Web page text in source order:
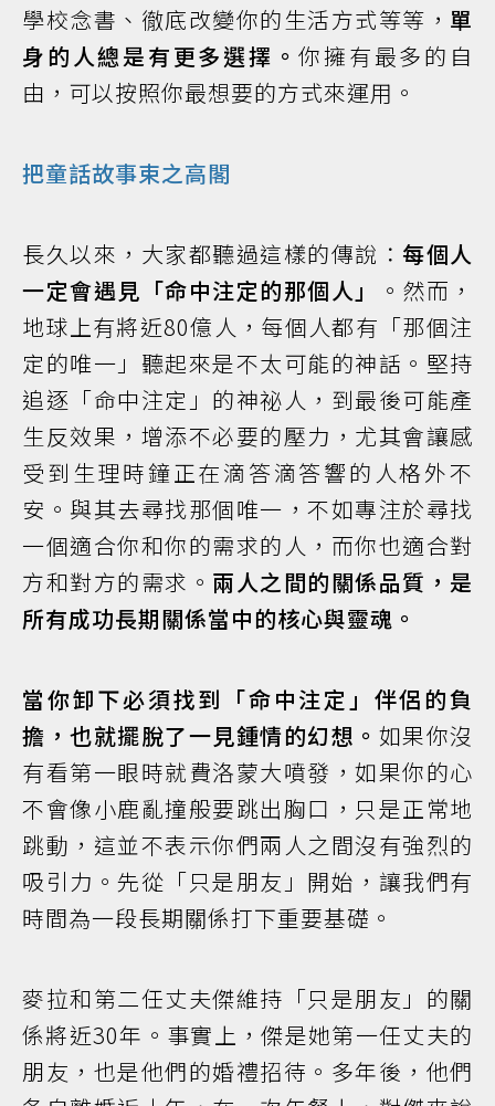
學校念書、徹底改變你的生活方式等等， 單
身的人總是有更多選擇。你擁有最多的自
由，可以按照你最想要的方式來運用。
把童話故事束之高閣
長久以來，大家都聽過這樣的傳說： 每個人
一定會遇見「命中注定的那個人」
。然而，
地球上有將近80億人，每個人都有「那個注
定的唯一」聽起來是不太可能的神話。堅持
追逐「命中注定」的神祕人，到最後可能產
生反效果，增添不必要的壓力，尤其會讓感
受到生理時鐘正在滴答滴答響的人格外不
安。與其去尋找那個唯一，不如專注於尋找
一個適合你和你的需求的人，而你也適合對
方和對方的需求。 兩人之間的關係品質，是
所有成功長期關係當中的核心與靈魂。
當你卸下必須找到「命中注定」伴侶的負
擔，也就擺脫了一見鍾情的幻想。 如果你沒
有看第一眼時就費洛蒙大噴發，如果你的心
不會像小鹿亂撞般要跳出胸口，只是正常地
跳動，這並不表示你們兩人之間沒有強烈的
吸引力。先從「只是朋友」開始，讓我們有
時間為一段長期關係打下重要基礎。
麥拉和第二任丈夫傑維持「只是朋友」的關
係將近30年。事實上，傑是她第一任丈夫的
朋友，也是他們的婚禮招待。多年後，他們